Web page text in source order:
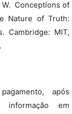
 Conceptions of
Nature of Truth:
Cambridge: MIT,
após
em